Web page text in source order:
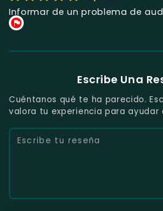
Informar de un problema de
Escribe Una
Cuéntanos qué te ha parecido.
valora tu experiencia para ayudar